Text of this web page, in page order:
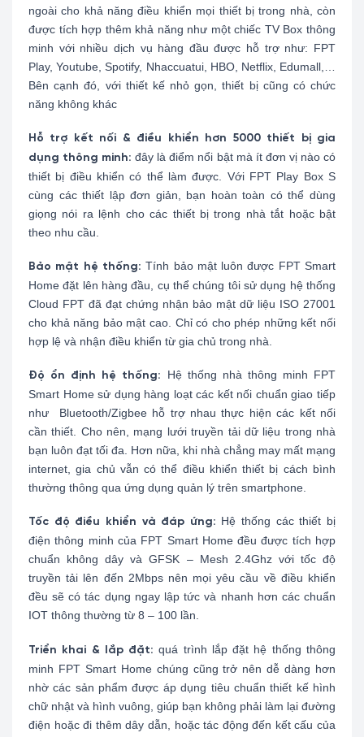
ngoài cho khả năng điều khiển mọi thiết bị trong nhà, còn
được tích hợp thêm khả năng như một chiếc TV Box thông
minh với nhiều dịch vụ hàng đầu được hỗ trợ như: FPT
Play, Youtube, Spotify, Nhaccuatui, HBO, Netflix, Edumall,…
Bên cạnh đó, với thiết kế nhỏ gọn, thiết bị cũng có chức
năng không khác
Hỗ trợ kết nối & điều khiển hơn 5000 thiết bị gia
dụng thông minh: đây là điểm nổi bật mà ít đơn vị nào có
thiết bị điều khiển có thể làm được. Với FPT Play Box S
cùng các thiết lập đơn giản, bạn hoàn toàn có thể dùng
giọng nói ra lệnh cho các thiết bị trong nhà tắt hoặc bật
theo nhu cầu.
Bảo mật hệ thống: Tính bảo mật luôn được FPT Smart
Home đặt lên hàng đầu, cụ thể chúng tôi sử dụng hệ thống
Cloud FPT đã đạt chứng nhận bảo mật dữ liệu ISO 27001
cho khả năng bảo mật cao. Chỉ có cho phép những kết nối
hợp lệ và nhận điều khiển từ gia chủ trong nhà.
Độ ổn định hệ thống:
Hệ thống nhà thông minh FPT
Smart Home sử dụng hàng loạt các kết nối chuẩn giao tiếp
như Bluetooth/Zigbee hỗ trợ nhau thực hiện các kết nối
cần thiết. Cho nên, mạng lưới truyền tải dữ liệu trong nhà
bạn luôn đạt tối đa. Hơn nữa, khi nhà chẳng may mất mạng
internet, gia chủ vẫn có thể điều khiển thiết bị cách bình
thường thông qua ứng dụng quản lý trên smartphone.
Tốc độ điều khiển và đáp ứng: Hệ thống các thiết bị
điện thông minh của FPT Smart Home đều được tích hợp
chuẩn không dây và GFSK – Mesh 2.4Ghz với tốc độ
truyền tải lên đến 2Mbps nên mọi yêu cầu về điều khiển
đều sẽ có tác dụng ngay lập tức và nhanh hơn các chuẩn
IOT thông thường từ 8 – 100 lần.
Triển khai & lắp đặt: quá trình lắp đặt hệ thống thông
minh FPT Smart Home chúng cũng trở nên dễ dàng hơn
nhờ các sản phẩm được áp dụng tiêu chuẩn thiết kế hình
chữ nhật và hình vuông, giúp bạn không phải làm lại đường
điện hoặc đi thêm dây dẫn, hoặc tác động đến kết cấu của